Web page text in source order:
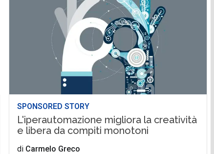
SPONSORED STORY
L'iperautomazione migliora la creatività
e libera da compiti monotoni
di Carmelo Greco